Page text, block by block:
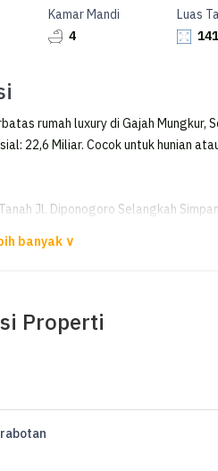
Kamar Mandi
4
Luas
rumah luxury di Gajah Mungkur,
22,6 Miliar. Cocok untuk hunian
Jl. Diponogoro Selangkah
PINGGIR JALAN RAYA
m
potensi pengembangan properti
Properti